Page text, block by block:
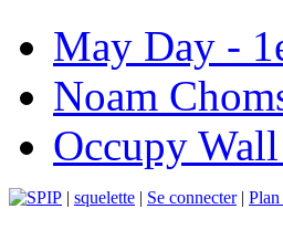
May Day -
Noam
Occupy
| squelette | Se connecter|